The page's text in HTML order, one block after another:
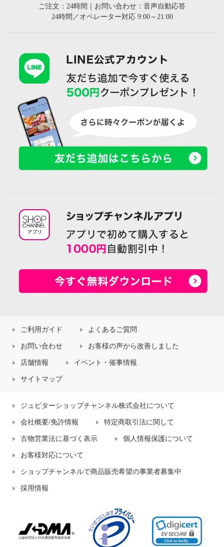
ご注文：24時間｜お問い合わせ：音声自動応答
24時間／オペレーター対応 9:00～21:00
ご利用ガイド よくあるご質問
お問い合わせ お客様の声から改善しました
店舗情報 イベント・催事情報
サイトマップ
ジュピターショップチャンネル株式会社について
会社概要/免許情報 特定商取引法に関して
古物営業法に基づく表示 個人情報保護について
お客様対応について
ショップチャンネルで商品販売希望の事業者募集中
採用情報